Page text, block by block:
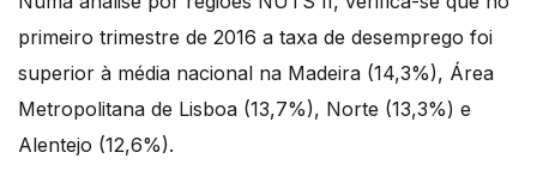
primeiro trimestre de 2016 a taxa de desemprego foi
superior à média nacional na Madeira (14,3%), Área
Metropolitana de Lisboa (13,7%), Norte (13,3%) e
Alentejo (12,6%).